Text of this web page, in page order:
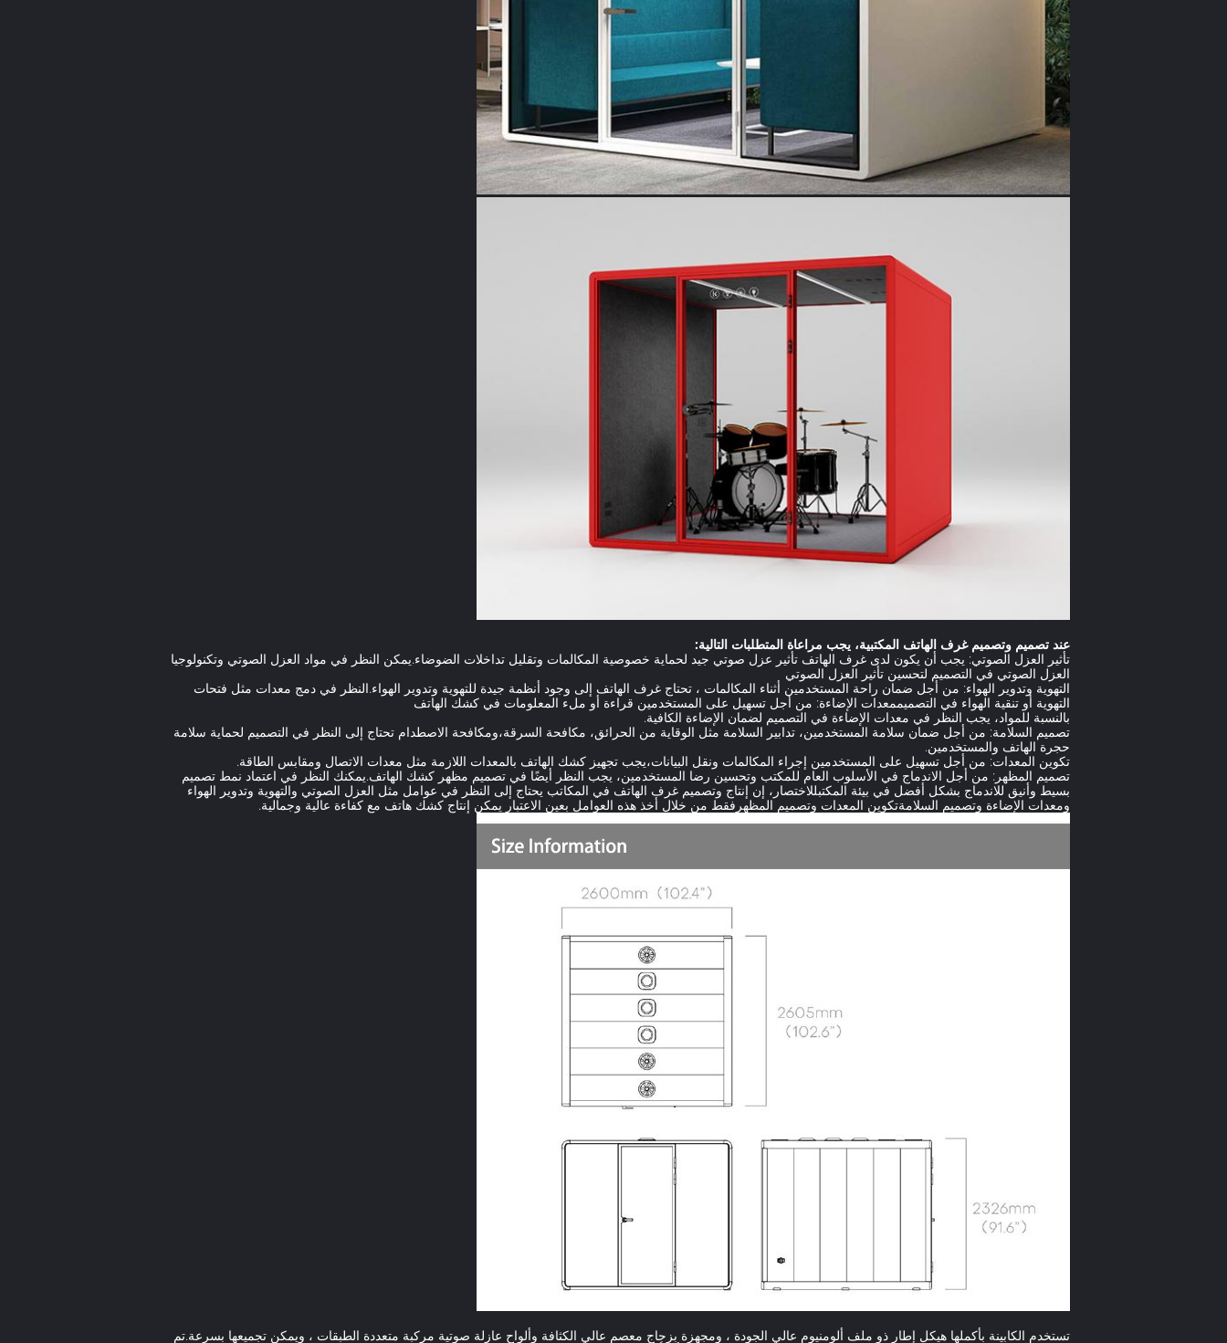
عند تصميم وتصميم غرف الهاتف المكتبية، يجب مراعاة المتطلبات التالية:
تأثير العزل الصوتي: يجب أن يكون لدى غرف الهاتف تأثير عزل صوتي جيد لحماية خصوصية المكالمات وتقليل تداخلات الضوضاء.يمكن النظر في مواد العزل الصوتي وتكنولوجيا
العزل الصوتي في التصميم لتحسين تأثير العزل الصوتي
التهوية وتدوير الهواء: من أجل ضمان راحة المستخدمين أثناء المكالمات ، تحتاج غرف الهاتف إلى وجود أنظمة جيدة للتهوية وتدوير الهواء.النظر في دمج معدات مثل فتحات
التهوية أو تنقية الهواء في التصميممعدات الإضاءة: من أجل تسهيل على المستخدمين قراءة أو ملء المعلومات في كشك الهاتف
بالنسبة للمواد، يجب النظر في معدات الإضاءة في التصميم لضمان الإضاءة الكافية.
تصميم السلامة: من أجل ضمان سلامة المستخدمين، تدابير السلامة مثل الوقاية من الحرائق، مكافحة السرقة،ومكافحة الاصطدام تحتاج إلى النظر في التصميم لحماية سلامة
حجرة الهاتف والمستخدمين.
تكوين المعدات: من أجل تسهيل على المستخدمين إجراء المكالمات ونقل البيانات،يجب تجهيز كشك الهاتف بالمعدات اللازمة مثل معدات الاتصال ومقابس الطاقة.
تصميم المظهر: من أجل الاندماج في الأسلوب العام للمكتب وتحسين رضا المستخدمين، يجب النظر أيضًا في تصميم مظهر كشك الهاتف.يمكنك النظر في اعتماد نمط تصميم
بسيط وأنيق للاندماج بشكل أفضل في بيئة المكتبللاختصار، إن إنتاج وتصميم غرف الهاتف في المكاتب يحتاج إلى النظر في عوامل مثل العزل الصوتي والتهوية وتدوير الهواء
ومعدات الإضاءة وتصميم السلامةتكوين المعدات وتصميم المظهرفقط من خلال أخذ هذه العوامل بعين الاعتبار يمكن إنتاج كشك هاتف مع كفاءة عالية وجمالية.
تستخدم الكابينة بأكملها هيكل إطار ذو ملف ألومنيوم عالي الجودة ، ومجهزة بزجاج معصم عالي الكثافة وألواح عازلة صوتية مركبة متعددة الطبقات ، ويمكن تجميعها بسرعة.تم